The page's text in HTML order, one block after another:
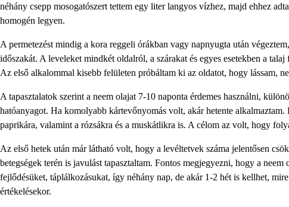
néhány csepp mosogatószert tettem egy liter langyos vízhez, majd ehhez
homogén legyen.
A permetezést mindig a kora reggeli órákban vagy napnyugta után
időszakát. A leveleket mindkét oldalról, a szárakat és egyes esetekben a
Az első alkalommal kisebb felületen próbáltam ki az oldatot, hogy lássam,
A tapasztalatok szerint a neem olajat 7-10 naponta érdemes használni,
hatóanyagot. Ha komolyabb kártevőnyomás volt, akár hetente
paprikára, valamint a rózsákra és a muskátlikra is. A célom az volt, hogy
Az első hetek után már látható volt, hogy a levéltetvek száma jelentősen
betegségek terén is javulást tapasztaltam. Fontos megjegyezni, hogy a
fejlődésüket, táplálkozásukat, így néhány nap, de akár 1-2 hét is kellhet,
értékelésekor.